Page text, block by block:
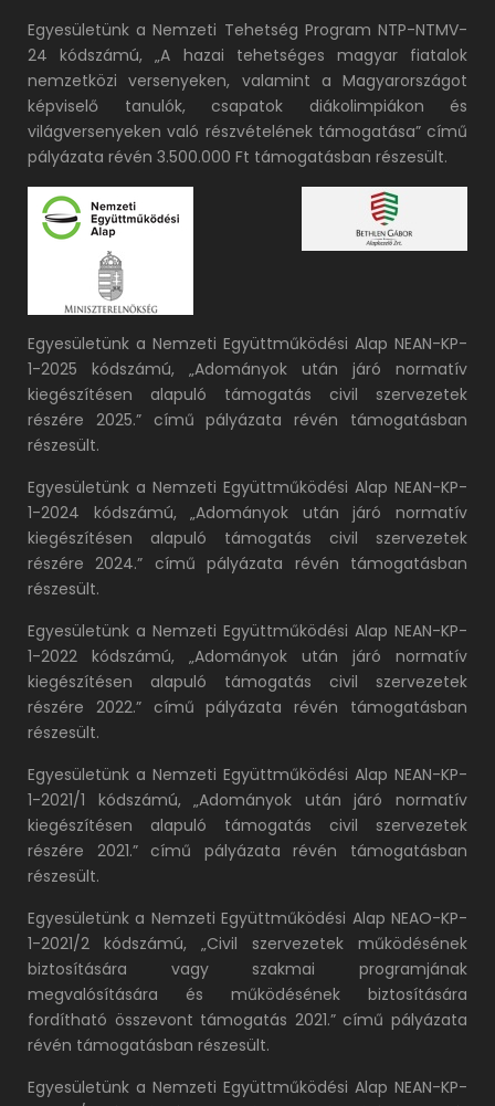
Egyesületünk a Nemzeti Tehetség Program NTP-NTMV-
24 kódszámú, „A hazai tehetséges magyar fiatalok
nemzetközi versenyeken, valamint a Magyarországot
képviselő tanulók, csapatok diákolimpiákon és
világversenyeken való részvételének támogatása” című
pályázata révén 3.500.000 Ft támogatásban részesült.
Egyesületünk a Nemzeti Együttműködési Alap NEAN-KP-
1-2025 kódszámú, „Adományok után járó normatív
kiegészítésen alapuló támogatás civil szervezetek
részére 2025.” című pályázata révén támogatásban
részesült.
Egyesületünk a Nemzeti Együttműködési Alap NEAN-KP-
1-2024 kódszámú, „Adományok után járó normatív
kiegészítésen alapuló támogatás civil szervezetek
részére 2024.” című pályázata révén támogatásban
részesült.
Egyesületünk a Nemzeti Együttműködési Alap NEAN-KP-
1-2022 kódszámú, „Adományok után járó normatív
kiegészítésen alapuló támogatás civil szervezetek
részére 2022.” című pályázata révén támogatásban
részesült.
Egyesületünk a Nemzeti Együttműködési Alap NEAN-KP-
1-2021/1 kódszámú, „Adományok után járó normatív
kiegészítésen alapuló támogatás civil szervezetek
részére 2021.” című pályázata révén támogatásban
részesült.
Egyesületünk a Nemzeti Együttműködési Alap NEAO-KP-
1-2021/2 kódszámú, „Civil szervezetek működésének
biztosítására vagy szakmai programjának
megvalósítására és működésének biztosítására
fordítható összevont támogatás 2021.” című pályázata
révén támogatásban részesült.
Egyesületünk a Nemzeti Együttműködési Alap NEAN-KP-